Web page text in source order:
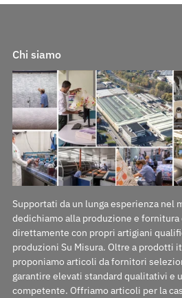
Chi siamo
Supportati da un lunga esperienza nel
dedichiamo alla produzione e
direttamente con propri artigiani
produzioni Su Misura. Oltre a prodotti
proponiamo articoli da fornitori
garantire elevati standard qualitativi e
competente. Offriamo articoli per la